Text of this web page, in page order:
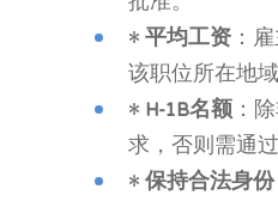
•平均工资 ：
该职位所在地
•H-1B名额：
求，否则需通
•保持合法身份